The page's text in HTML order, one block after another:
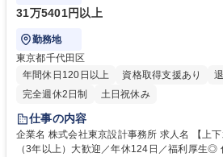
31万5401円以上
勤務地
東京都千代田区
年間休日120日以上
資格取得支援あり
完全週休2日制
土日祝休み
仕事の内容
企業名 株式会社東京設計事務所 求人名 【上下水道／土木設計】経験者
（3年以上）大歓迎／年休124日／福利厚生◎ 仕事の内容 上下水道施設の